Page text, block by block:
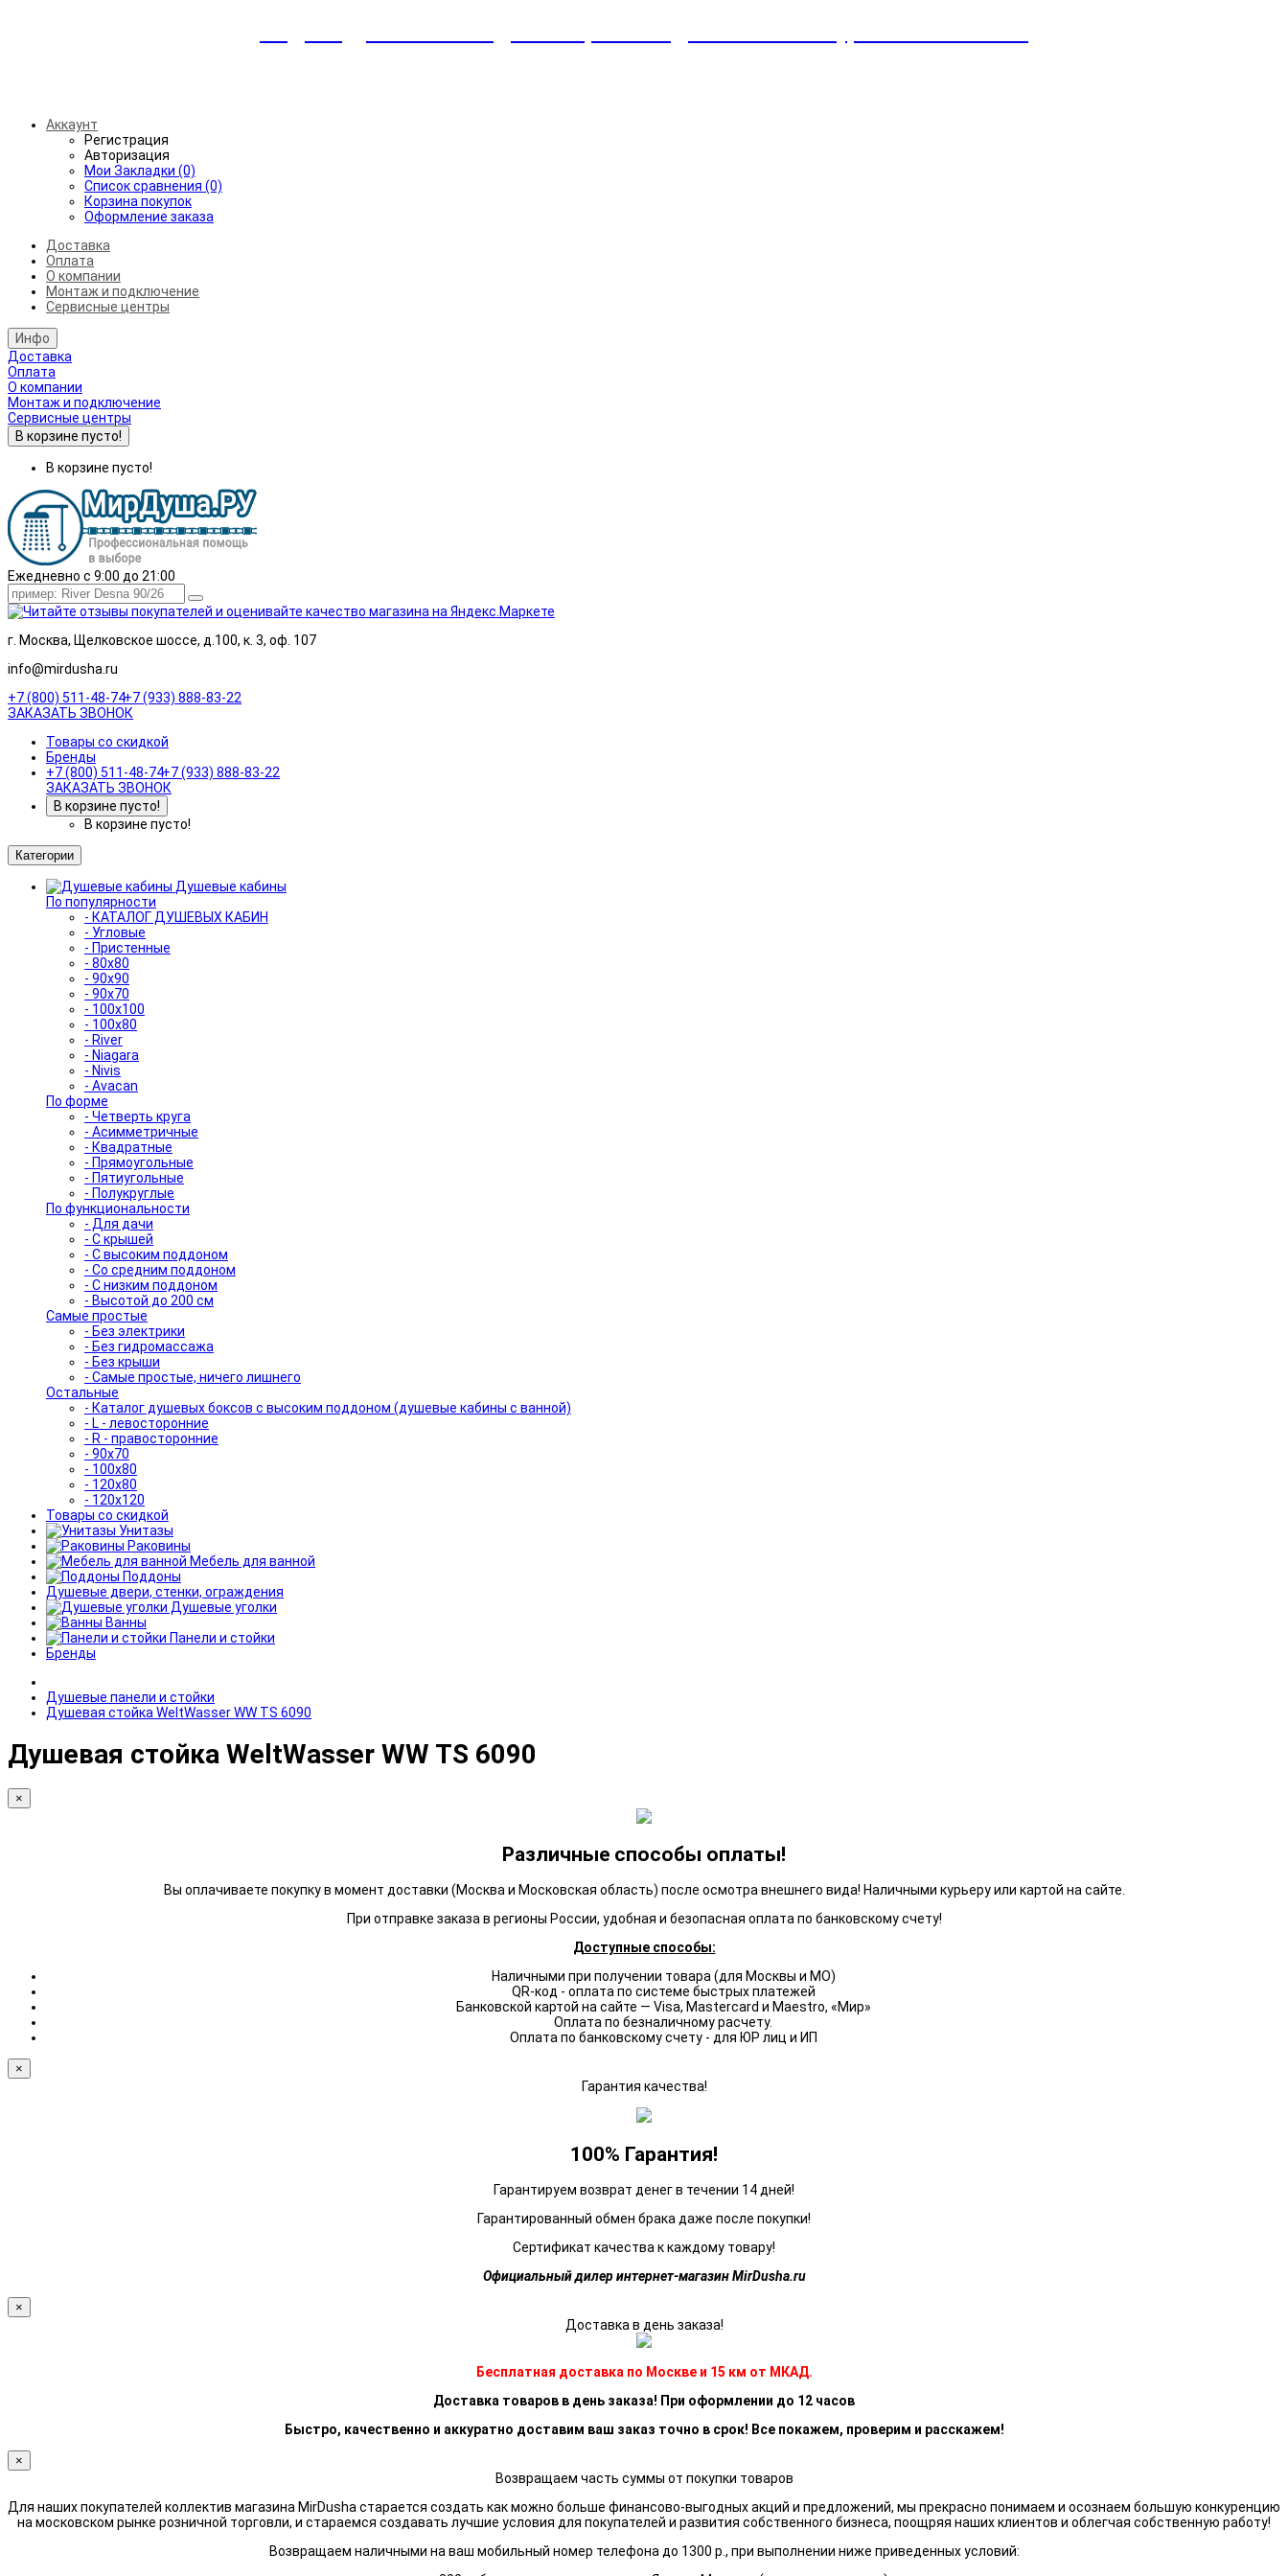
Аккаунт
Регистрация
Авторизация
Мои Закладки (0)
Список сравнения (0)
Корзина покупок
Оформление заказа
Доставка
Оплата
О компании
Монтаж и подключение
Сервисные центры
Инфо
Доставка
Оплата
О компании
Монтаж и подключение
Сервисные центры
В корзине пусто!
В корзине пусто!
Ежедневно с 9:00 до 21:00
г. Москва, Щелковское шоссе, д.100, к. 3, оф. 107
info@mirdusha.ru
+7 (800) 511-48-74+7 (933) 888-83-22
ЗАКАЗАТЬ ЗВОНОК
Товары со скидкой
Бренды
+7 (800) 511-48-74+7 (933) 888-83-22
ЗАКАЗАТЬ ЗВОНОК
В корзине пусто!
В корзине пусто!
Категории
Душевые кабины
По популярности
- КАТАЛОГ ДУШЕВЫХ КАБИН
- Угловые
- Пристенные
- 80x80
- 90x90
- 90x70
- 100x100
- 100x80
- River
- Niagara
- Nivis
- Avacan
По форме
- Четверть круга
- Асимметричные
- Квадратные
- Прямоугольные
- Пятиугольные
- Полукруглые
По функциональности
- Для дачи
- С крышей
- С высоким поддоном
- Со средним поддоном
- С низким поддоном
- Высотой до 200 см
Самые простые
- Без электрики
- Без гидромассажа
- Без крыши
- Самые простые, ничего лишнего
Остальные
- Каталог душевых боксов с высоким поддоном (душевые кабины с ванной)
- L - левосторонние
- R - правосторонние
- 90x70
- 100x80
- 120x80
- 120x120
Товары со скидкой
Унитазы
Раковины
Мебель для ванной
Поддоны
Душевые двери, стенки, ограждения
Душевые уголки
Ванны
Панели и стойки
Бренды
Душевые панели и стойки
Душевая стойка WeltWasser WW TS 6090
Душевая стойка WeltWasser WW TS 6090
×
Различные способы оплаты!
Вы оплачиваете покупку в момент доставки (Москва и Московская область) после осмотра внешнего вида! Наличными курьеру или картой на сайте.
При отправке заказа в регионы России, удобная и безопасная оплата по банковскому счету!
Доступные способы:
Наличными при получении товара (для Москвы и МО)
QR-код - оплата по системе быстрых платежей
Банковской картой на сайте — Visa, Mastercard и Maestro, «Мир»
Оплата по безналичному расчету.
Оплата по банковскому счету - для ЮР лиц и ИП
×
Гарантия качества!
100% Гарантия!
Гарантируем возврат денег в течении 14 дней!
Гарантированный обмен брака даже после покупки!
Сертификат качества к каждому товару!
Официальный дилер интернет-магазин MirDusha.ru
×
Доставка в день заказа!
Бесплатная доставка по Москве и 15 км от МКАД.
Доставка товаров в день заказа! При оформлении до 12 часов
Быстро, качественно и аккуратно доставим ваш заказ точно в срок! Все покажем, проверим и расскажем!
×
Возвращаем часть суммы от покупки товаров
Для наших покупателей коллектив магазина MirDusha старается создать как можно больше финансово-выгодных акций и предложений, мы прекрасно понимаем и осознаем большую конкуренцию
на московском рынке розничной торговли, и стараемся создавать лучшие условия для покупателей и развития собственного бизнеса, поощряя наших клиентов и облегчая собственную работу!
Возвращаем наличными на ваш мобильный номер телефона до 1300 р., при выполнении ниже приведенных условий: